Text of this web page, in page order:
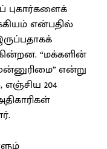
புகார்களைக்
என்பதில்
“மக்களின்
என்று
204